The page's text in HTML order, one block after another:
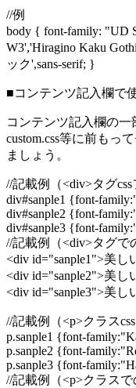
//例
body { font-family: "UD
W3','Hiragino Kaku
ック',sans-serif; }
■コンテンツ記入欄で
コンテンツ記入欄の一
custom.css等に前もっ
ましょう。
//記載例（<div>タグcss
div#sanple1 {font-
div#sanple2 {font-
div#sanple3 {font-
//記載例（<div>タグで
<div id="sanple1">美し
<div id="sanple2">美し
<div id="sanple3">美し
//記載例（<p>クラスcss
p.sanple1 {font-
p.sanple2 {font-
p.sanple3 {font-
//記載例（<p>クラスで